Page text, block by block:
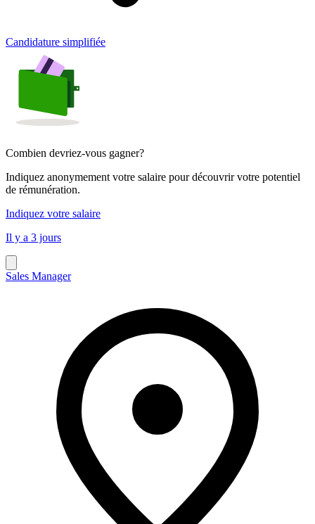
Candidature simplifiée
Combien devriez-vous gagner?
Indiquez anonymement votre salaire pour découvrir votre potentiel
de rémunération.
Indiquez votre salaire
Il y a 3 jours
Sales Manager